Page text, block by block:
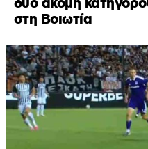
δύο ακόμη
στη Βοιωτία